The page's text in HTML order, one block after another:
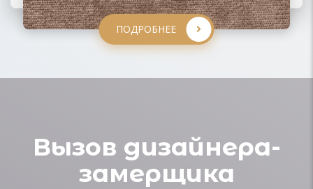
ПОДРОБНЕЕ
ПОДРОБНЕЕ
Вызов дизайнера-
замерщика